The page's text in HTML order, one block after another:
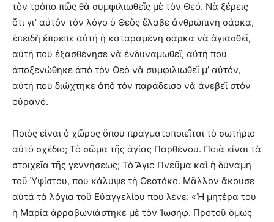
τὸν τρόπο πῶς θὰ συμφιλιωθεῖς μὲ τὸν Θεό. Νὰ ξέρεις
ὅτι γι’ αὐτόν τὸν λόγο ὁ Θεὸς ἔλαβε ἀνθρώπινη σάρκα,
ἐπειδὴ ἔπρεπε αὐτή ἡ καταραμένη σάρκα νὰ ἁγιασθεῖ,
αὐτή πού ἐξασθένησε νὰ ἐνδυναμωθεῖ, αὐτή πού
ἀποξενώθηκε ἀπὸ τὸν Θεὸ νὰ συμφιλιωθεῖ μ’ αὐτόν,
αὐτή πού διώχτηκε ἀπὸ τὸν παράδεισο νὰ ἀνεβεῖ στὸν
οὐρανό.
Ποιὸς εἶναι ὁ χῶρος ὅπου πραγματοποιεῖται τὸ σωτήριο
αὐτό σχέδιο; Τὸ σῶμα τῆς ἁγίας Παρθένου. Ποιὰ εἶναι τὰ
στοιχεῖα τῆς γεννήσεως; Τὸ Ἅγιο Πνεῦμα καὶ ἡ δύναμη
τοῦ Ὑψίστου, πού κάλυψε τὴ Θεοτόκο. Μᾶλλον ἄκουσε
αὐτά τὰ λόγια τοῦ Εὐαγγελίου πού λένε: «Ἡ μητέρα του
ἡ Μαρία ἀρραβωνιάστηκε μὲ τὸν Ἰωσήφ. Προτοῦ ὅμως